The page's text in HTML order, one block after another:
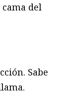
del
Sabe